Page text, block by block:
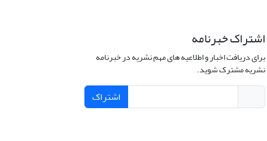
اشتراک خبرنامه
برای دریافت اخبار و اطلاعیه های مهم نشریه در خبرنامه
نشریه مشترک شوید.
اشتراک